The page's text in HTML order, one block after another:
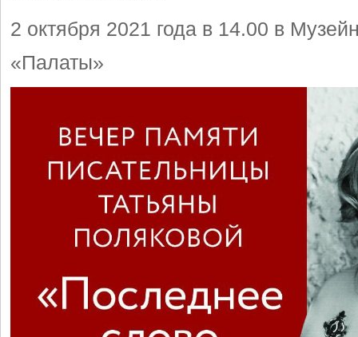
2 октября 2021 года в 14.00 в
«Палаты»